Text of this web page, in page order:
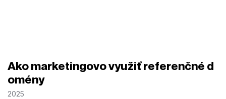
Ako marketingovo využiť referenčné d
omény
2025